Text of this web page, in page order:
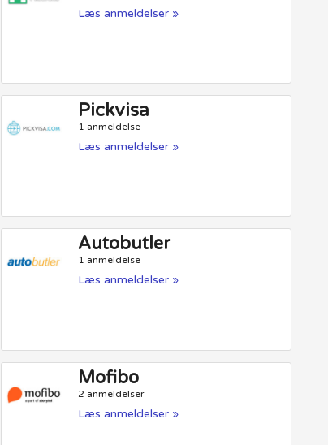
Læs anmeldelser »
Pickvisa
1 anmeldelse
Læs anmeldelser »
Autobutler
1 anmeldelse
Læs anmeldelser »
Mofibo
2 anmeldelser
Læs anmeldelser »